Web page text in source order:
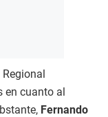
en cuanto al
Fernando